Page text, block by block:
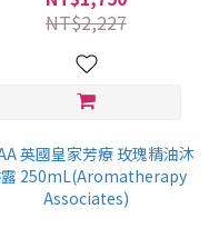
NT$2,227